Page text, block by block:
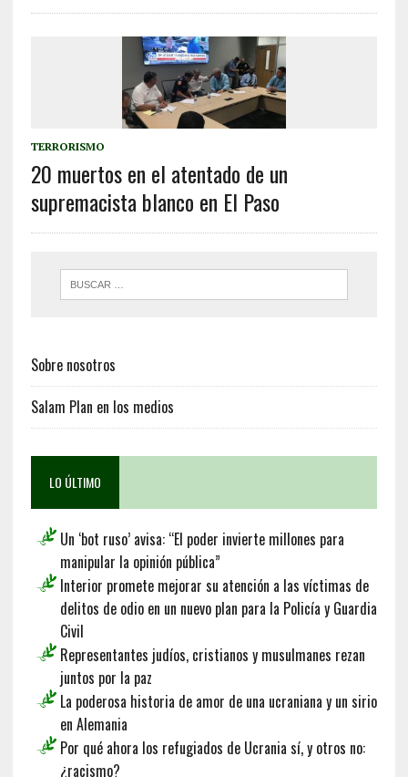
TERRORISMO
20 muertos en el atentado de un
supremacista blanco en El Paso
Sobre nosotros
Salam Plan en los medios
LO ÚLTIMO
Un ‘bot ruso’ avisa: “El poder invierte millones para
manipular la opinión pública”
Interior promete mejorar su atención a las víctimas de
delitos de odio en un nuevo plan para la Policía y Guardia
Civil
Representantes judíos, cristianos y musulmanes rezan
juntos por la paz
La poderosa historia de amor de una ucraniana y un sirio
en Alemania
Por qué ahora los refugiados de Ucrania sí, y otros no:
¿racismo?